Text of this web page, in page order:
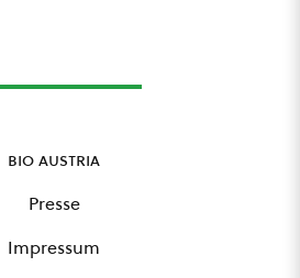
bio austria
Presse
Impressum